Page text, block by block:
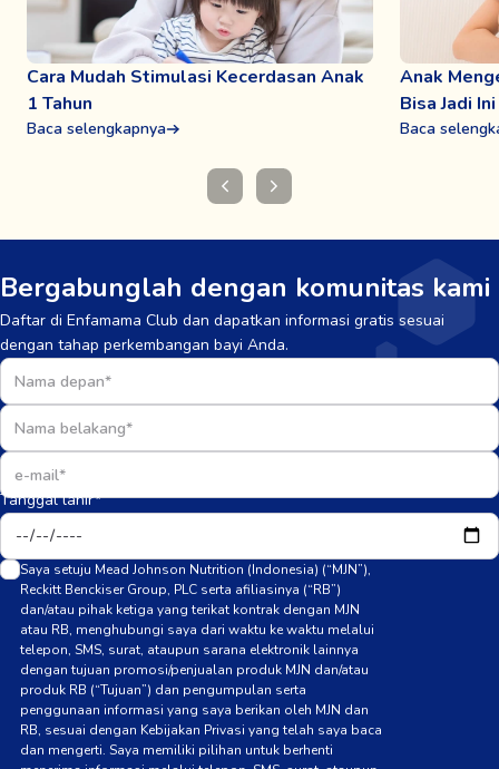
Cara Mudah Stimulasi Kecerdasan Anak
1 Tahun
Baca selengkapnya
Anak
Bisa Jadi
Baca
Bergabunglah dengan komunitas kami
Daftar di Enfamama Club dan dapatkan informasi gratis sesuai
dengan tahap perkembangan bayi Anda.
Tanggal lahir*
Saya setuju Mead Johnson Nutrition (Indonesia) (“MJN”),
Reckitt Benckiser Group, PLC serta afiliasinya (“RB”)
dan/atau pihak ketiga yang terikat kontrak dengan MJN
atau RB, menghubungi saya dari waktu ke waktu melalui
telepon, SMS, surat, ataupun sarana elektronik lainnya
dengan tujuan promosi/penjualan produk MJN dan/atau
produk RB (“Tujuan”) dan pengumpulan serta
penggunaan informasi yang saya berikan oleh MJN dan
RB, sesuai dengan Kebijakan Privasi yang telah saya baca
dan mengerti. Saya memiliki pilihan untuk berhenti